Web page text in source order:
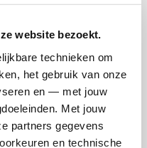
website bezoekt.
technieken om
het gebruik van onze
en — met jouw
Met jouw
partners gegevens
en technische